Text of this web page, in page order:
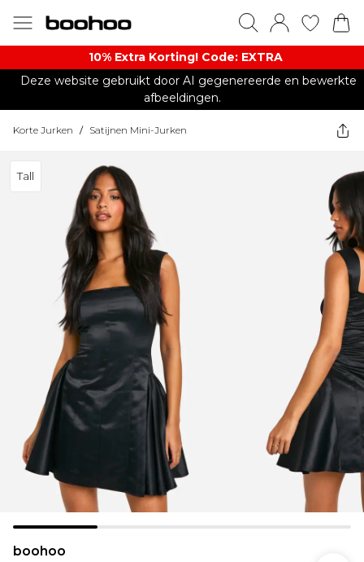
10% Extra Korting! Code: EXTRA​
Deze website gebruikt door AI gegenereerde en bewerkte
afbeeldingen.
Korte Jurken / Satijnen Mini-Jurken
Tall
boohoo